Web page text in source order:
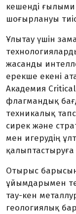
кешенді
шоғырлануы
Ұлытау үшін
жасанды
ерекше екені
Академия
флагмандық
техникалық
сирек және
мен игерудің
Отырыс
ұйымдарымен
тау-кен
геологиялық